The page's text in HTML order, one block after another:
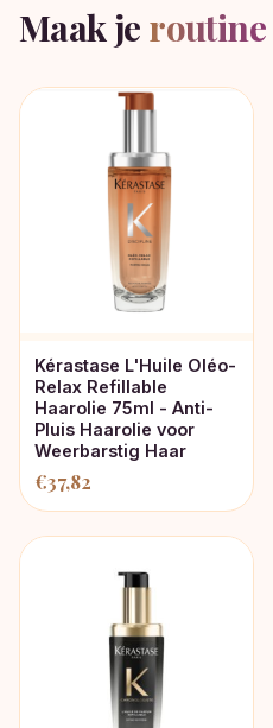
Maak je routine
Kérastase L'Huile Oléo-
Relax Refillable
Haarolie 75ml - Anti-
Pluis Haarolie voor
Weerbarstig Haar
€37,82